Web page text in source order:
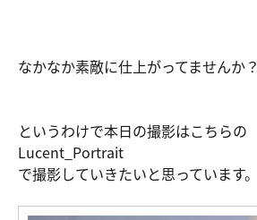
なかなか素敵に仕上がってませんか？
というわけで本日の撮影はこちらの
Lucent_Portrait
で撮影していきたいと思っています。